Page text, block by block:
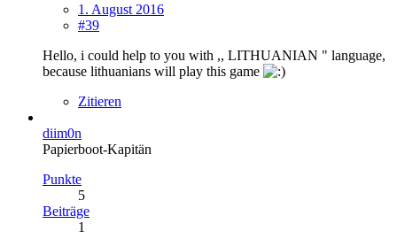
1. August 2016
#39
Hello, i could help to you with ,, LITHUANIAN " language,
because lithuanians will play this game
Zitieren
diim0n
Papierboot-Kapitän
Punkte
5
Beiträge
1